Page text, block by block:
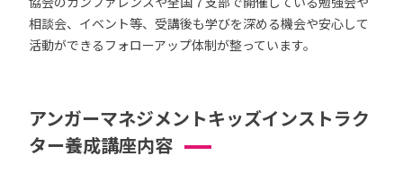
相談会、イベント等、受講後も学びを深める機会や安心して
活動ができるフォローアップ体制が整っています。
アンガーマネジメントキッズインストラク
ター養成講座内容